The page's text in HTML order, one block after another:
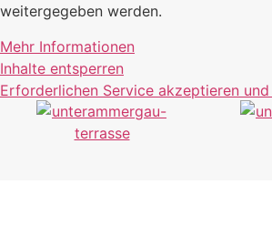
weitergegeben werden.
Mehr Informationen
Inhalte entsperren
Erforderlichen Service akzeptieren